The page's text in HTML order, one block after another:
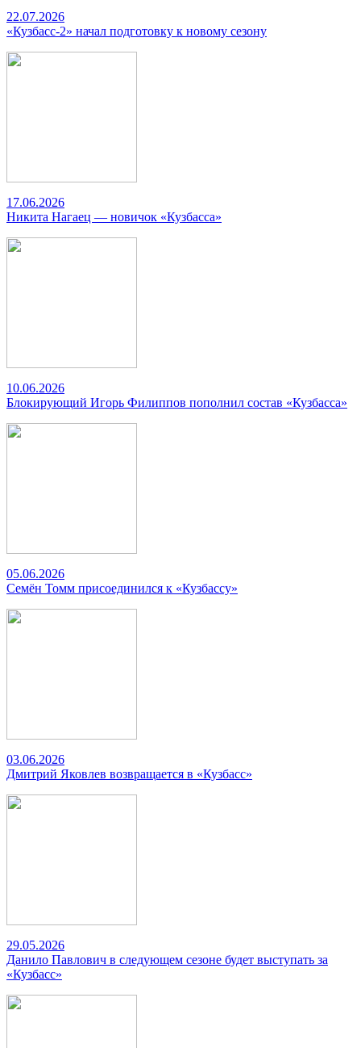
22.07.2026
«Кузбасс-2» начал подготовку к новому сезону
17.06.2026
Никита Нагаец — новичок «Кузбасса»
10.06.2026
Блокирующий Игорь Филиппов пополнил состав «Кузбасса»
05.06.2026
Семён Томм присоединился к «Кузбассу»
03.06.2026
Дмитрий Яковлев возвращается в «Кузбасс»
29.05.2026
Данило Павлович в следующем сезоне будет выступать за
«Кузбасс»